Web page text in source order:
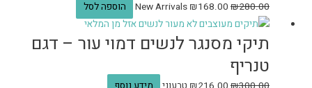
₪280.00
₪168.00
New Arrivals
הוספה לסל
אזל מן המלאי
תיקי מסנגר לנשים דמוי עור – דגם
טנריף